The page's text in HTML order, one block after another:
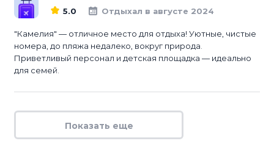
5.0 Отдыхал в августе 2024
"Камелия" — отличное место для отдыха! Уютные, чистые
номера, до пляжа недалеко, вокруг природа.
Приветливый персонал и детская площадка — идеально
для семей.
Показать еще